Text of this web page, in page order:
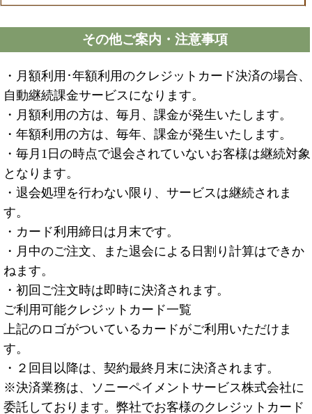
その他ご案内・注意事項
・月額利用･年額利用のクレジットカード決済の場合、
自動継続課金サービスになります。
・月額利用の方は、毎月、課金が発生いたします。
・年額利用の方は、毎年、課金が発生いたします。
・毎月1日の時点で退会されていないお客様は継続対象
となります。
・退会処理を行わない限り、サービスは継続されま
す。
・カード利用締日は月末です。
・月中のご注文、また退会による日割り計算はできか
ねます。
・初回ご注文時は即時に決済されます。
ご利用可能クレジットカード一覧
上記のロゴがついているカードがご利用いただけま
す。
・２回目以降は、契約最終月末に決済されます。
※決済業務は、ソニーペイメントサービス株式会社に
委託しております。弊社でお客様のクレジットカード